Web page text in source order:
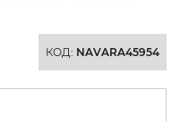
КОД: NAVARA45954